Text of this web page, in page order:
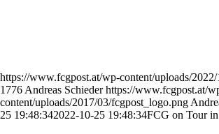
https://www.fcgpost.at/wp-content/uploads/
1776 Andreas Schieder https://www.fcgpost.at/
content/uploads/2017/03/fcgpost_logo.png
25 19:48:342022-10-25 19:48:34FCG on Tour